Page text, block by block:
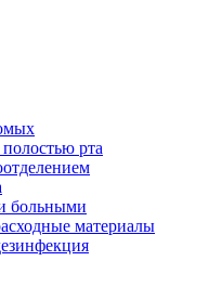
рта
больными
материалы